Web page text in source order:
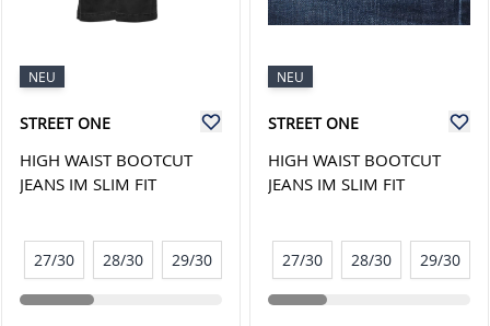
NEU
STREET ONE
HIGH WAIST BOOTCUT
JEANS IM SLIM FIT
27/30 28/30 29/30 31/30 32/30 33/30
NEU
STREET ONE
HIGH WAIST BOOTCUT
JEANS IM SLIM FIT
27/30 28/30 29/30